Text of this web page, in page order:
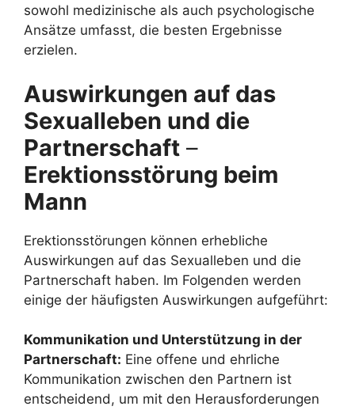
sowohl medizinische als auch psychologische
Ansätze umfasst, die besten Ergebnisse
erzielen.
Auswirkungen auf das
Sexualleben und die
Partnerschaft –
Erektionsstörung beim
Mann
Erektionsstörungen können erhebliche
Auswirkungen auf das Sexualleben und die
Partnerschaft haben. Im Folgenden werden
einige der häufigsten Auswirkungen aufgeführt:
Kommunikation und Unterstützung in der
Partnerschaft: Eine offene und ehrliche
Kommunikation zwischen den Partnern ist
entscheidend, um mit den Herausforderungen